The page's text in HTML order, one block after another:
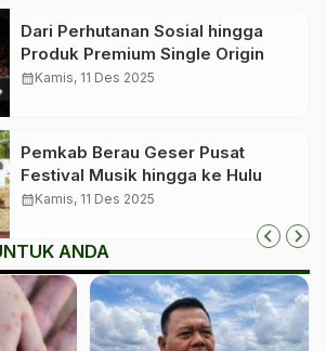
Dari Perhutanan Sosial hingga
Produk Premium Single Origin
calendar_monthKamis, 11 Des 2025
Pemkab Berau Geser Pusat
Festival Musik hingga ke Hulu
calendar_monthKamis, 11 Des 2025
ANDA